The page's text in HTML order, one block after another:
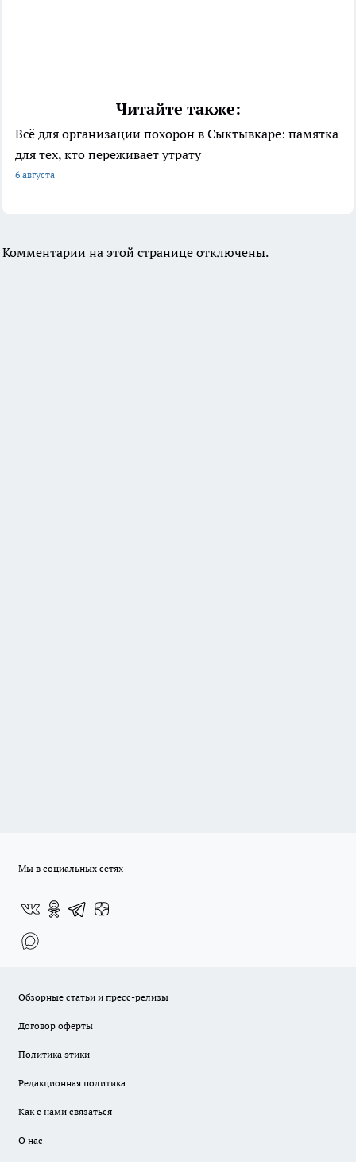
Читайте также:
Всё для организации похорон в Сыктывкаре: памятка
для тех, кто переживает утрату
6 августа
Комментарии на этой странице отключены.
Мы в социальных сетях
Обзорные статьи и пресс-релизы
Договор оферты
Политика этики
Редакционная политика
Как с нами связаться
О нас